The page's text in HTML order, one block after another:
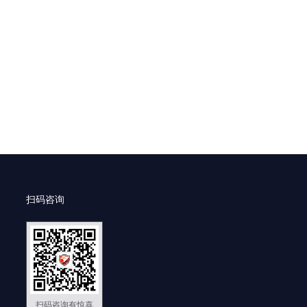
扫码咨询
扫码咨询有惊喜